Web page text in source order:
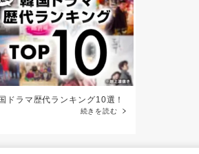
ドラマ歴代ランキング10選！
続きを読む